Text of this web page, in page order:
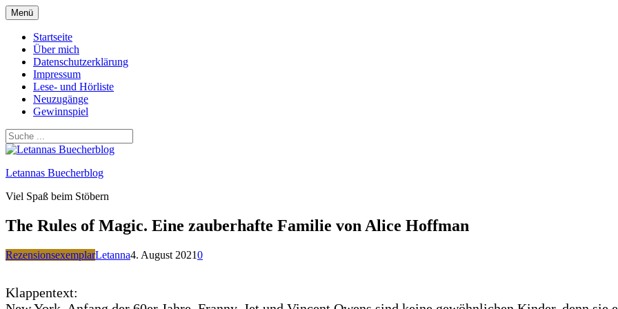
Zum
Inhalt
springen
Menü
Startseite
Über mich
Datenschutzerklärung
Impressum
Lese- und Hörliste
Neuzugänge
Gewinnspiel
Letannas Buecherblog
Viel Spaß beim Stöbern
The Rules of Magic. Eine zauberhafte Familie von Alice Hoffman
RezensionsexemplarLetanna4. August 20210
Klappentext: